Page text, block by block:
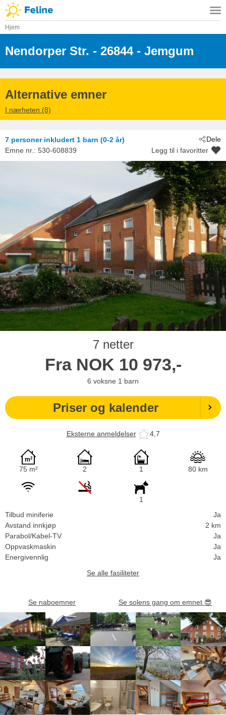
Hjem
Nendorper Str. - 26844 - Jemgum
Alternative emner
I nærheten (8)
Dele
7 personer inkludert 1 barn (0-2 år)
Emne nr.: 530-608839 Legg til i favoritter
7 netter
Fra NOK 10 973,-
6 voksne 1 barn
Priser og kalender
Eksterne anmeldelser 4,7
75 m² 2 1 80 km
1
Tilbud miniferie
Ja
Avstand innkjøp
2 km
Parabol/Kabel-TV
Ja
Oppvaskmaskin
Ja
Energivennlig
Ja
Se alle fasiliteter
Se naboemner Se solens gang om emnet 😎